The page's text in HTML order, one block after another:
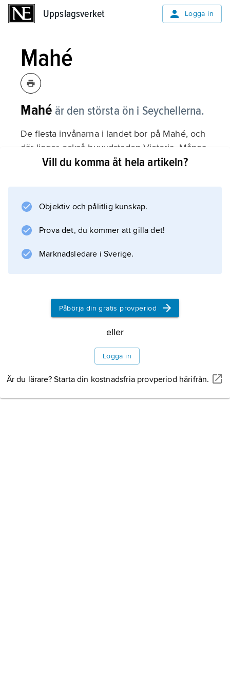
Uppslagsverket Logga in
Mahé
Mahé är den största ön i Seychellerna.
De flesta invånarna i landet bor på Mahé, och
där ligger också huvudstaden Victoria. Många
bor på den norra och östra delen av ön. I
Information om artikeln
Vill du komma åt hela artikeln?
Objektiv och pålitlig kunskap.
Prova det, du kommer att gilla det!
Marknadsledare i Sverige.
Påbörja din gratis provperiod
eller
Logga in
Är du lärare? Starta din kostnadsfria provperiod härifrån.